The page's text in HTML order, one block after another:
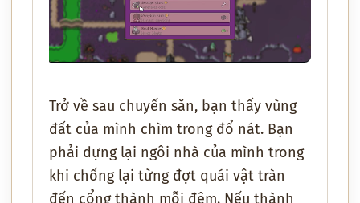
Trở về sau chuyến săn, bạn thấy vùng
đất của mình chìm trong đổ nát. Bạn
phải dựng lại ngôi nhà của mình trong
khi chống lại từng đợt quái vật tràn
đến cổng thành mỗi đêm. Nếu thành